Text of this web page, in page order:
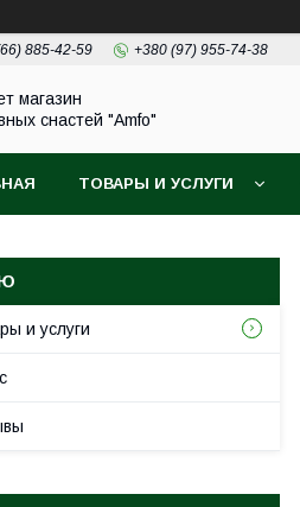
885-42-59 +380 (97) 955-74-38
магазин
снастей "Amfo"
ТОВАРЫ И УСЛУГИ
и услуги